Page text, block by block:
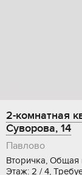
2-комнатная
Суворова, 14
Павлово
Вторичка,
Этаж: 2 / 4,